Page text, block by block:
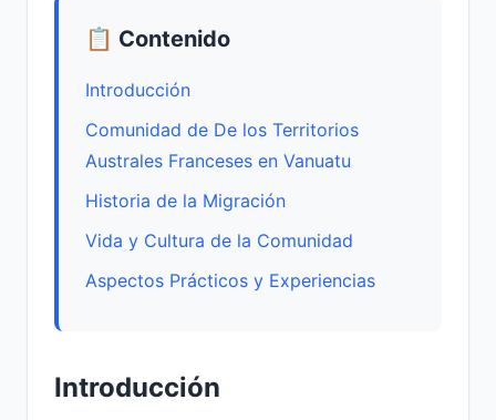
📋 Contenido
Introducción
Comunidad de De los Territorios
Australes Franceses en Vanuatu
Historia de la Migración
Vida y Cultura de la Comunidad
Aspectos Prácticos y Experiencias
Introducción